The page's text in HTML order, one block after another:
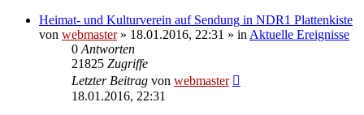
Heimat- und Kulturverein auf Sendung in NDR1 Plattenkiste
von webmaster» 18.01.2016, 22:31 » in Aktuelle Ereignisse
0 Antworten
21825 Zugriffe
Letzter Beitrag von webmaster
18.01.2016, 22:31